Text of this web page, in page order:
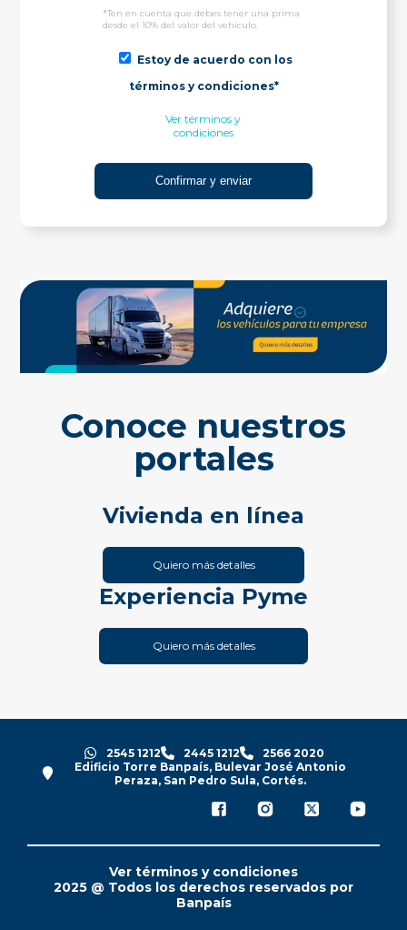
*Ten en cuenta que debes tener una prima
desde el 10% del valor del vehículo.
Estoy de acuerdo con los
términos y condiciones*
Ver términos y
condiciones
Conoce nuestros
portales
Vivienda en línea
Quiero más detalles
Experiencia Pyme
Quiero más detalles
2545 1212 2445 1212
2566 2020
Edificio Torre Banpaís, Bulevar José Antonio
Peraza, San Pedro Sula, Cortés.
Ver términos y condiciones
2025 @ Todos los derechos reservados por
Banpaís